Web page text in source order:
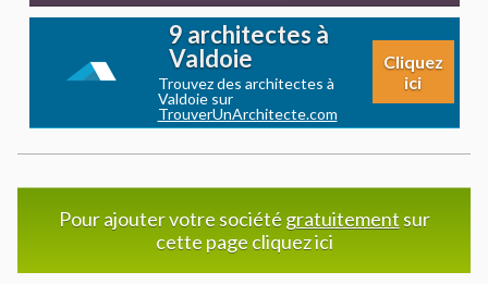
9 architectes à
Valdoie
Trouvez des architectes à
Valdoie sur
TrouverUnArchitecte.com
Cliquez
ici
Pour ajouter votre société gratuitement sur
cette page cliquez ici